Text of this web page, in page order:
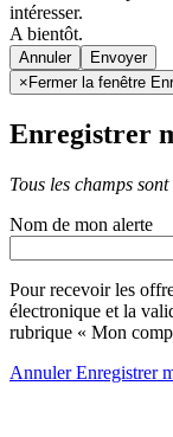
intéresser.
A bientôt.
Annuler
× Fermer la fenêtre
Enregistrer
Tous les champs
Nom de mon alerte
Pour recevoir les
électronique et la
rubrique « Mon
AnnulerEnregistrer